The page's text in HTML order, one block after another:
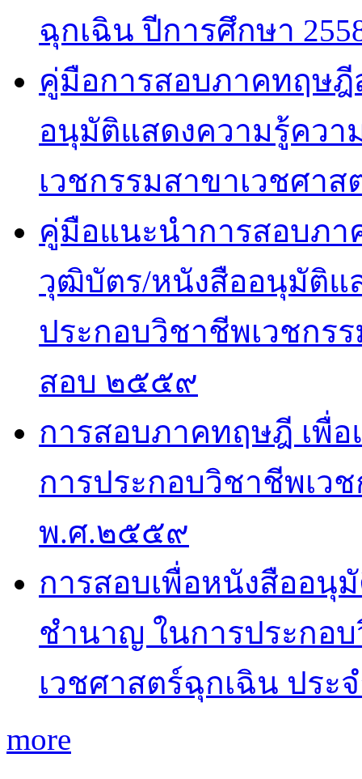
ฉุกเฉิน ปีการศึกษา
คู่มือการสอบภาคทฤษ
อนุมัติแสดงความรู้คว
เวชกรรมสาขาเวชศา
คู่มือแนะนำการสอบภา
วุฒิบัตร/หนังสืออนุมัติแ
ประกอบวิชาชีพเวชกร
สอบ ๒๕๕๙
การสอบภาคทฤษฎี เพื่
การประกอบวิชาชีพเว
พ.ศ.๒๕๕๙
การสอบเพื่อหนังสืออนุ
ชำนาญ ในการประกอ
เวชศาสตร์ฉุกเฉิน ปร
more